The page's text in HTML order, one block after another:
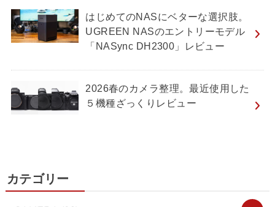
はじめてのNASにベターな選択肢。
UGREEN NASのエントリーモデル
「NASync DH2300」レビュー
2026春のカメラ整理。最近使用した
５機種ざっくりレビュー
カテゴリー